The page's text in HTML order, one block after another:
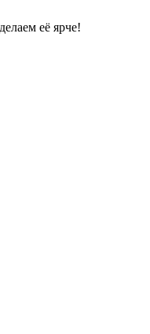
её ярче!